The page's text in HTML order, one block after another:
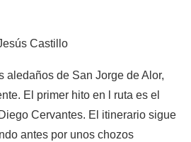
Castillo
aledaños de San Jorge de Alor,
El primer hito en l ruta es el
Cervantes. El itinerario sigue
antes por unos chozos